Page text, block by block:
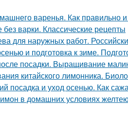
варенья. Как правильно
варки. Классические рецепты
для наружных работ.
и подготовка к зиме.
посадки. Выращивание
китайского лимонника.
посадка и уход осенью. Как
в домашних условиях